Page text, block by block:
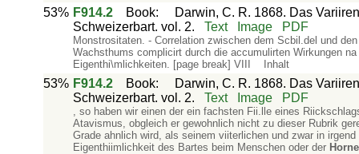
53% F914.2 Book:
Darwin, C. R. 1868. Das
Schweizerbart. vol. 2.
Text Image PDF
Monstrositaten. - Correlation zwischen dem Scbil.del und
Wachsthums complicirt durch die accumulirten Wirkungen
Eigenthi\mlichkeiten. [page break] VIII Inhalt
53% F914.2 Book:
Darwin, C. R. 1868. Das
Schweizerbart. vol. 2.
Text Image PDF
, so haben wir einen der ein­ fachsten Fii.lle eines
Atavismus, obgleich er gewohnlich nicht zu dieser Rubrik
Grade ahnlich wird, als seinem viiterlichen und zwar in
Eigenthiimlichkeit des Bartes beim Menschen oder der